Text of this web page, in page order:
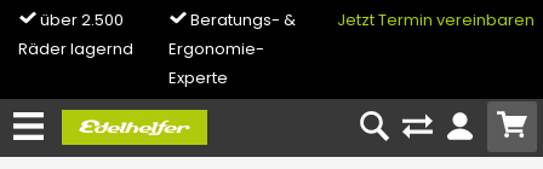
über 2.500
Räder lagernd
Beratungs- &
Ergonomie-
Experte
5x in NRW
0%
Jetzt Termin vereinbaren